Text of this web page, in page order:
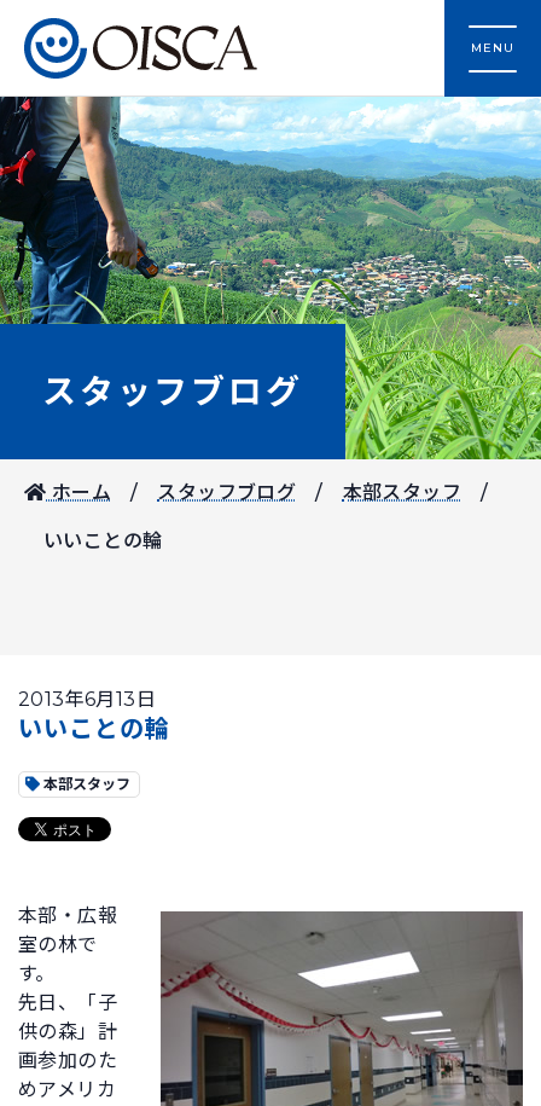
MENU
スタッフブログ
ホーム スタッフブログ 本部スタッフ
いいことの輪
2013年6月13日
いいことの輪
本部スタッフ
本部・広報
室の林で
す。
先日、「子
供の森」計
画参加のた
めアメリカ